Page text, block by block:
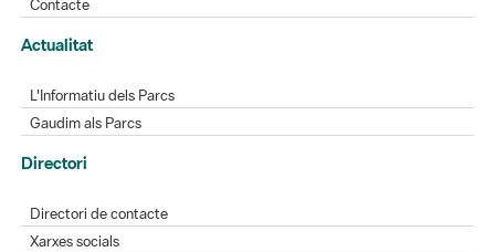
Contacte
Actualitat
L'Informatiu dels Parcs
Gaudim als Parcs
Directori
Directori de contacte
Xarxes socials